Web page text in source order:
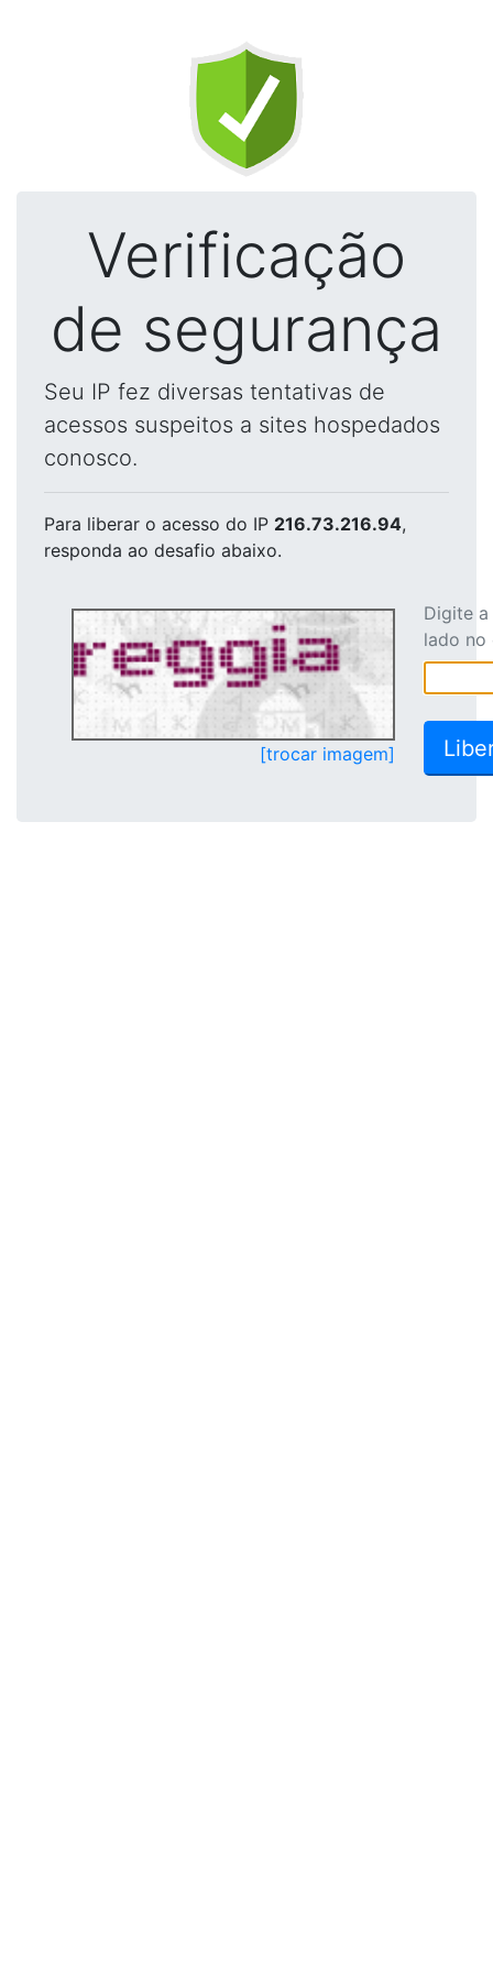
Verificação
de segurança
Seu IP fez diversas tentativas de
acessos suspeitos a sites hospedados
conosco.
Para liberar o acesso do IP 216.73.216.94,
responda ao desafio abaixo.
[trocar imagem]
Digite
lado no